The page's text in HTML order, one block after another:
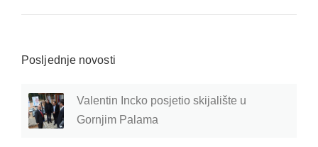
Posljednje novosti
Valentin Incko posjetio skijalište u
Gornjim Palama